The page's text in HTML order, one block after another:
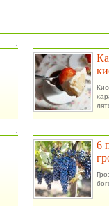
6